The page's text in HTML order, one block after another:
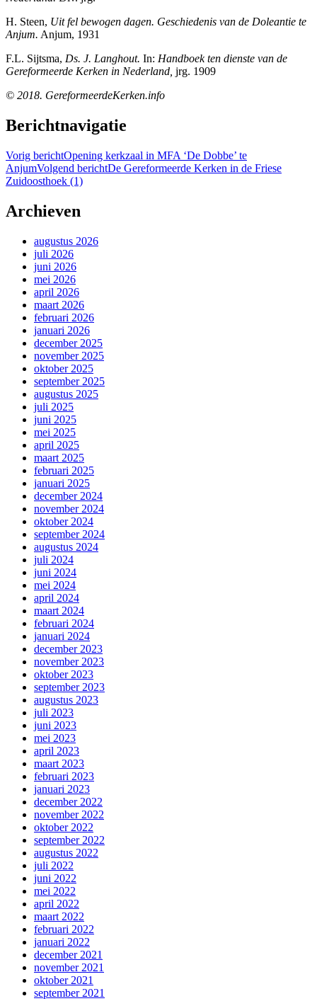
H. Steen, Uit fel bewogen dagen. Geschiedenis van de Doleantie te
Anjum. Anjum, 1931
F.L. Sijtsma, Ds. J. Langhout. In: Handboek ten dienste van de
Gereformeerde Kerken in Nederland, jrg. 1909
© 2018. GereformeerdeKerken.info
Berichtnavigatie
Vorig berichtOpening kerkzaal in MFA ‘De Dobbe’ te
AnjumVolgend berichtDe Gereformeerde Kerken in de Friese
Zuidoosthoek (1)
Archieven
augustus 2026
juli 2026
juni 2026
mei 2026
april 2026
maart 2026
februari 2026
januari 2026
december 2025
november 2025
oktober 2025
september 2025
augustus 2025
juli 2025
juni 2025
mei 2025
april 2025
maart 2025
februari 2025
januari 2025
december 2024
november 2024
oktober 2024
september 2024
augustus 2024
juli 2024
juni 2024
mei 2024
april 2024
maart 2024
februari 2024
januari 2024
december 2023
november 2023
oktober 2023
september 2023
augustus 2023
juli 2023
juni 2023
mei 2023
april 2023
maart 2023
februari 2023
januari 2023
december 2022
november 2022
oktober 2022
september 2022
augustus 2022
juli 2022
juni 2022
mei 2022
april 2022
maart 2022
februari 2022
januari 2022
december 2021
november 2021
oktober 2021
september 2021